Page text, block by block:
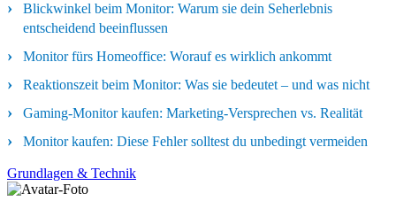
Blickwinkel beim Monitor: Warum sie dein Seherlebnis
entscheidend beeinflussen
Monitor fürs Homeoffice: Worauf es wirklich ankommt
Reaktionszeit beim Monitor: Was sie bedeutet – und was nicht
Gaming-Monitor kaufen: Marketing-Versprechen vs. Realität
Monitor kaufen: Diese Fehler solltest du unbedingt vermeiden
Grundlagen & Technik